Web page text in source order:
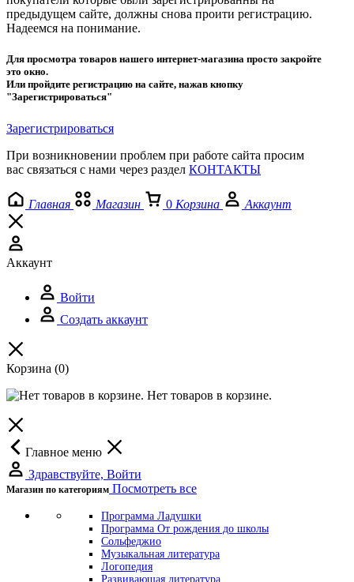
предыдущем сайте, должны снова проити регистрацию.
Надеемся на понимание.
Для просмотра товаров нашего интернет-магазина просто закройте
это окно.
Или пройдите регистрацию на сайте, нажав кнопку
"Зарегистрироваться"
Зарегистрироваться
При возникновении проблем при работе сайта просим
вас связаться с нами через раздел КОНТАКТЫ
Главная Магазин 0 Корзина Аккаунт
Аккаунт
Войти
Создать аккаунт
Корзина (0)
Нет товаров в корзине.
Главное меню
Здравствуйте, Войти
Магазин по категориям Посмотреть все
Программа Ладушки
Программа От рождения до школы
Сольфеджио
Музыкальная литература
Логопедия
Развивающая литература